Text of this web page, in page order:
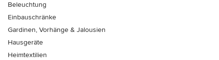
Beleuchtung
Einbauschränke
Gardinen, Vorhänge & Jalousien
Hausgeräte
Heimtextilien